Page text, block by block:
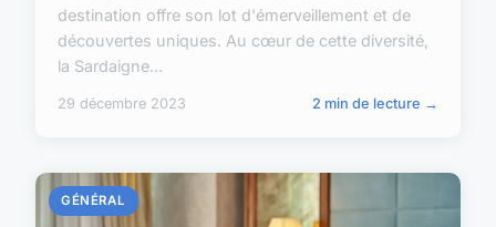
destination offre son lot d'émerveillement et de
découvertes uniques. Au cœur de cette diversité,
la Sardaigne...
29 décembre 2023 2 min de lecture →
GÉNÉRAL